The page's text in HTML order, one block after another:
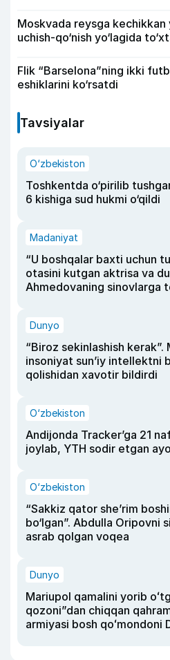
Moskvada reysga kechikkan
uchish-qo‘nish yo‘lagida
Flik “Barselona”ning ikki
eshiklarini ko‘rsatdi
Tavsiyalar
O‘zbekiston
Toshkentda o‘pirilib
6 kishiga sud hukmi o‘qildi
Madaniyat
“U boshqalar baxti uchun
otasini kutgan aktrisa va
Ahmedovaning sinovlarga
Dunyo
“Biroz sekinlashish kerak”.
insoniyat sun’iy intellektni
qolishidan xavotir bildirdi
O‘zbekiston
Andijonda Tracker’ga 21
joylab, YTH sodir etgan
O‘zbekiston
“Sakkiz qator she’rim
bo‘lgan”. Abdulla Oripovni
asrab qolgan voqea
Dunyo
Mariupol qamalini yorib
qozoni”dan chiqqan
armiyasi bosh qoʻmondoni